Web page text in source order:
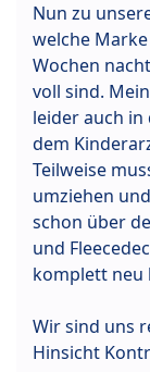
Nun zu
welche
Wochen
voll sind.
leider auch in
dem
Teilweise
umziehen
schon über
und
komplett neu
Wir sind uns
Hinsicht